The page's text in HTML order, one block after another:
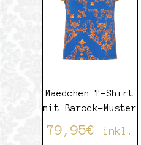
Maedchen T-Shirt
mit Barock-Muster
79,95€
inkl.